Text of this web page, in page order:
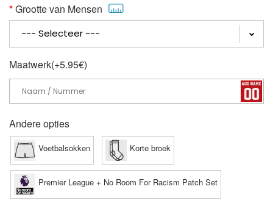
Grootte van Mensen
Maatwerk(+5.95€)
Andere opties
Voetbalsokken Korte broek
Premier League + No Room For Racism Patch Set